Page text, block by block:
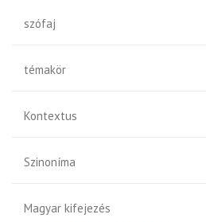
szófaj
témakör
Kontextus
Szinoníma
Magyar kifejezés